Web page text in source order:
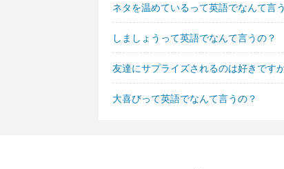
ネタを温めているって英語でなんて言
しましょうって英語でなんて言うの？
友達にサプライズされるのは好きです
大喜びって英語でなんて言うの？